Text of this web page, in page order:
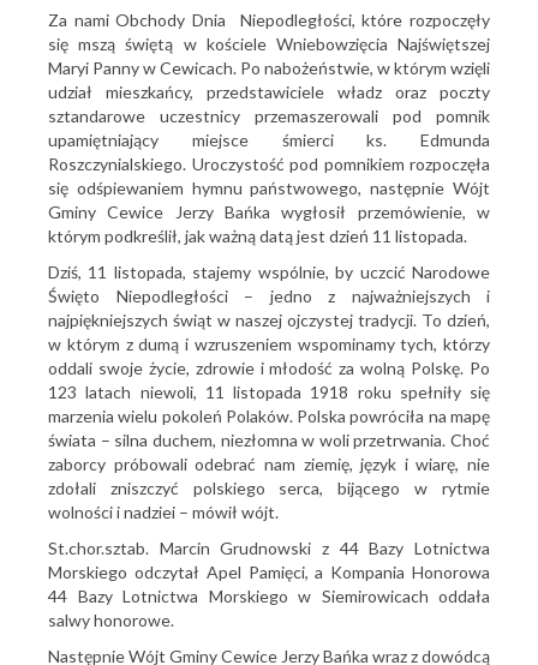
Za nami Obchody Dnia Niepodległości, które rozpoczęły
się mszą świętą w kościele Wniebowzięcia Najświętszej
Maryi Panny w Cewicach. Po nabożeństwie, w którym wzięli
udział mieszkańcy, przedstawiciele władz oraz poczty
sztandarowe uczestnicy przemaszerowali pod pomnik
upamiętniający miejsce śmierci ks. Edmunda
Roszczynialskiego. Uroczystość pod pomnikiem rozpoczęła
się odśpiewaniem hymnu państwowego, następnie Wójt
Gminy Cewice Jerzy Bańka wygłosił przemówienie, w
którym podkreślił, jak ważną datą jest dzień 11 listopada.
Dziś, 11 listopada, stajemy wspólnie, by uczcić Narodowe
Święto Niepodległości – jedno z najważniejszych i
najpiękniejszych świąt w naszej ojczystej tradycji. To dzień,
w którym z dumą i wzruszeniem wspominamy tych, którzy
oddali swoje życie, zdrowie i młodość za wolną Polskę. Po
123 latach niewoli, 11 listopada 1918 roku spełniły się
marzenia wielu pokoleń Polaków. Polska powróciła na mapę
świata – silna duchem, niezłomna w woli przetrwania. Choć
zaborcy próbowali odebrać nam ziemię, język i wiarę, nie
zdołali zniszczyć polskiego serca, bijącego w rytmie
wolności i nadziei – mówił wójt.
St.chor.sztab. Marcin Grudnowski z 44 Bazy Lotnictwa
Morskiego odczytał Apel Pamięci, a Kompania Honorowa
44 Bazy Lotnictwa Morskiego w Siemirowicach oddała
salwy honorowe.
Następnie Wójt Gminy Cewice Jerzy Bańka wraz z dowódcą